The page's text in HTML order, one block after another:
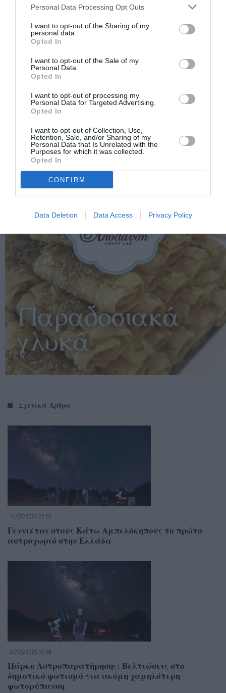
Personal Data Processing Opt Outs
I want to opt-out of the Sharing of my
personal data.
Opted In
I want to opt-out of the Sale of my
Personal Data.
Opted In
I want to opt-out of processing my
Personal Data for Targeted Advertising.
Opted In
I want to opt-out of Collection, Use,
Retention, Sale, and/or Sharing of my
Personal Data that Is Unrelated with the
Purposes for which it was collected.
Opted In
CONFIRM
Data Deletion Data Access Privacy Policy
Σχετικά Άρθρα
14/07/2026 22:02
Γεννιέται στους Κάτω Αμπελόκηπους το πρώτο
αστροχωριό στην Ελλάδα
20/06/2026 13:58
Πάρκο Αστροπαρατήρησης: Βελτιώσεις στο
δημοτικό φωτισμό για ακόμη χαμηλότερη
φωτορύπανση